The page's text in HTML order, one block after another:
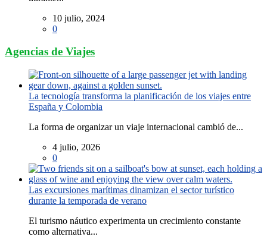
10 julio, 2024
0
Agencias de Viajes
La tecnología transforma la planificación de los viajes entre
España y Colombia
La forma de organizar un viaje internacional cambió de...
4 julio, 2026
0
Las excursiones marítimas dinamizan el sector turístico
durante la temporada de verano
El turismo náutico experimenta un crecimiento constante
como alternativa...